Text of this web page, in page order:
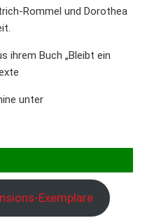
Rommel und Dorothea
ihrem Buch „Bleibt ein
unter
Exemplare